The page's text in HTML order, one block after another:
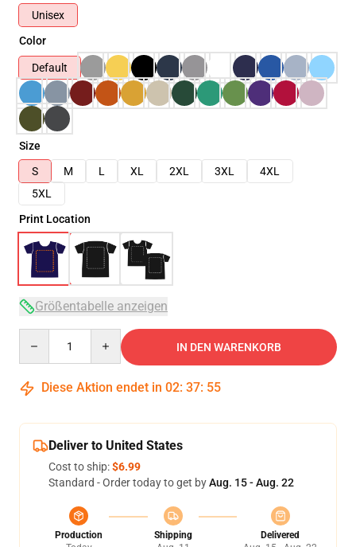
Unisex
Color
Default
Size
S
M L XL 2XL 3XL
4XL
5XL
Print Location
Größentabelle anzeigen
IN DEN WARENKORB
Diese Aktion endet in 02: 37: 54
Deliver to United States
Cost to ship:$6.99
Standard - Order today to get byAug. 15 - Aug. 22
Production
Shipping
Delivered